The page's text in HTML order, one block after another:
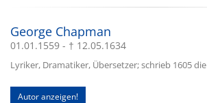
George Chapman
01.01.1559 - † 12.05.1634
Lyriker, Dramatiker, Übersetzer; schrieb 1605 die
Autor anzeigen!